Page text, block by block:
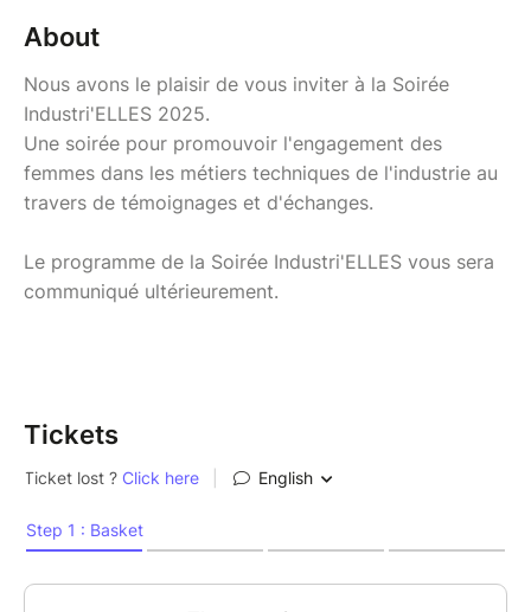
About
Nous avons le plaisir de vous inviter à la Soirée
Industri'ELLES 2025.
Une soirée pour promouvoir l'engagement des
femmes dans les métiers techniques de l'industrie au
travers de témoignages et d'échanges.
Le programme de la Soirée Industri'ELLES vous sera
communiqué ultérieurement.
Tickets